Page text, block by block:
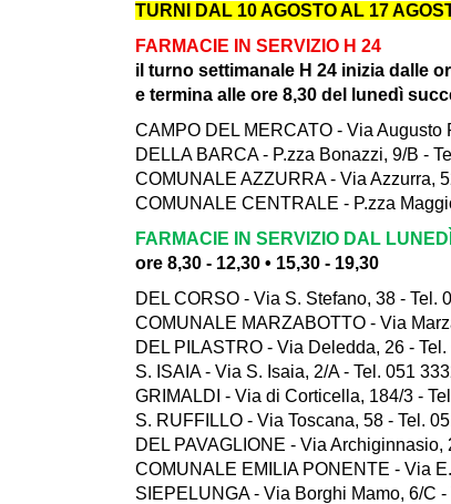
TURNI DAL 10 AGOSTO AL 17
FARMACIE IN SERVIZIO H 24
il turno settimanale H 24 inizia dalle
e termina alle ore 8,30 del lunedì
CAMPO DEL MERCATO - Via Augusto
DELLA BARCA - P.zza Bonazzi, 9/B -
COMUNALE AZZURRA - Via Azzurra,
COMUNALE CENTRALE - P.zza
FARMACIE IN SERVIZIO DAL
ore 8,30 - 12,30 • 15,30 - 19,30
DEL CORSO - Via S. Stefano, 38 - Tel.
COMUNALE MARZABOTTO - Via
DEL PILASTRO - Via Deledda, 26 -
S. ISAIA - Via S. Isaia, 2/A - Tel. 051
GRIMALDI - Via di Corticella, 184/3 -
S. RUFFILLO - Via Toscana, 58 - Tel.
DEL PAVAGLIONE - Via Archiginnasio,
COMUNALE EMILIA PONENTE - Via
SIEPELUNGA - Via Borghi Mamo, 6/C